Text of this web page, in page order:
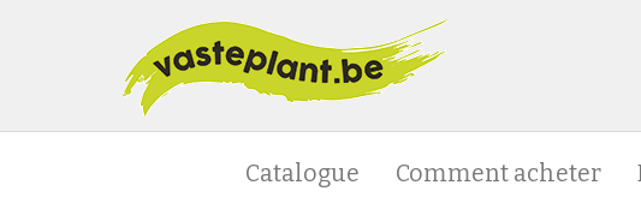
Catalogue Comment acheter